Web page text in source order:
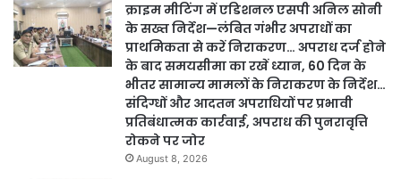
क्राइम मीटिंग में एडिशनल एसपी अनिल सोनी
के सख्त निर्देश—लंबित गंभीर अपराधों का
प्राथमिकता से करें निराकरण… अपराध दर्ज होने
के बाद समयसीमा का रखें ध्यान, 60 दिन के
भीतर सामान्य मामलों के निराकरण के निर्देश…
संदिग्धों और आदतन अपराधियों पर प्रभावी
प्रतिबंधात्मक कार्रवाई, अपराध की पुनरावृत्ति
रोकने पर जोर
August 8, 2026